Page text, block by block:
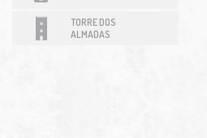
TORRE DOS
ALMADAS